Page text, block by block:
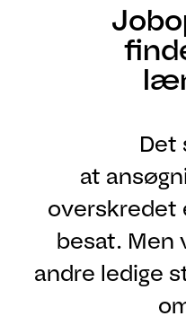
Det
at
overskredet
besat. Men
andre ledige